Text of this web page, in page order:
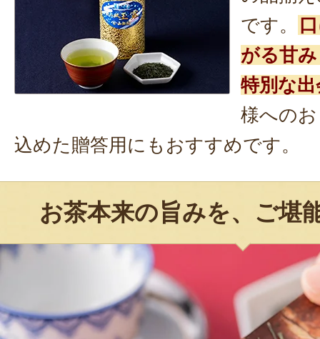
です。
がる甘
特別な
様への
込めた贈答用にもおすすめです。
お茶本来の旨みを、ご堪